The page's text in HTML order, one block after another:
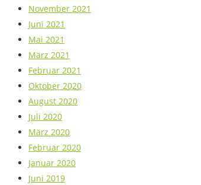
November 2021
Juni 2021
Mai 2021
März 2021
Februar 2021
Oktober 2020
August 2020
Juli 2020
März 2020
Februar 2020
Januar 2020
Juni 2019